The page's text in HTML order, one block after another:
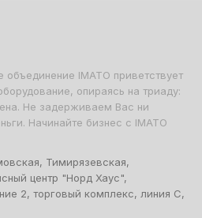
объединение IMATO приветствует
опираясь на триаду:
Не задерживаем Вас ни
Начинайте бизнес с IMATO
Тимирязевская,
центр "Норд Хаус",
2, торговый комплекс, линия С,